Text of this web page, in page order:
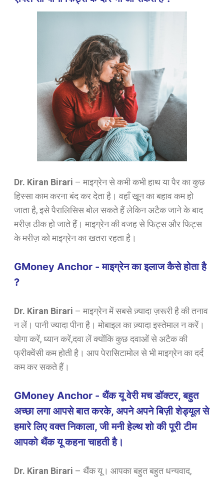
Dr. Kiran Birari –माइग्रेन से कभी कभी हाथ या पैर का कुछ
हिस्सा काम करना बंद कर देता है। वहाँ खून का बहाव कम हो
जाता है, इसे पैरालिसिस बोल सकते हैं लेकिन अटैक जाने के बाद
मरीज़ ठीक हो जाते हैं। माइग्रेन की वजह से फिट्स और फिट्स
के मरीज़ को माइग्रेन का खतरा रहता है।
GMoney Anchor - माइग्रेन का इलाज कैसे होता है
?
Dr. Kiran Birari –माइग्रेन में सबसे ज़्यादा ज़रूरी है की तनाव
न लें।पानी ज्यादा पीना है। मोबाइल का ज़्यादा इस्तेमाल न करें।
योगा करें, ध्यान करें,दवा लें क्योंकि कुछ दवाओं से अटैक की
फ्रीक्वेंसी कम होती है। आप पेरासिटामोल से भी माइग्रेन का दर्द
कम कर सकते हैं।
GMoney Anchor - थैंक यू वेरी मच डॉक्टर, बहुत
अच्छा लगा आपसे बात करके, अपने अपने बिज़ी शेड्यूल से
हमारे लिए वक्त निकाला, जी मनी हेल्थ शो की पूरी टीम
आपको थैंक यू कहना चाहती है।
Dr. Kiran Birari – थैंक यू। आपका बहुत बहुत धन्यवाद,